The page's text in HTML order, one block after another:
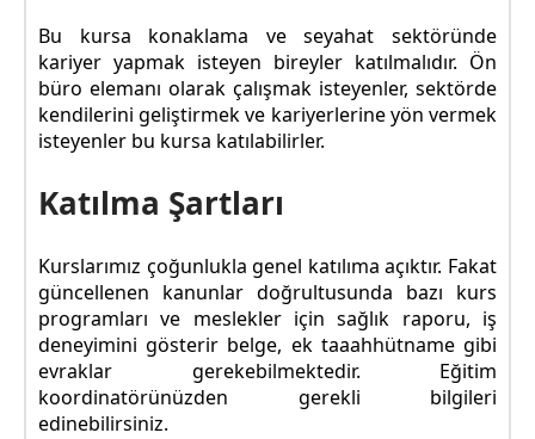
Bu kursa konaklama ve seyahat sektöründe
kariyer yapmak isteyen bireyler katılmalıdır. Ön
büro elemanı olarak çalışmak isteyenler, sektörde
kendilerini geliştirmek ve kariyerlerine yön vermek
isteyenler bu kursa katılabilirler.
Katılma Şartları
Kurslarımız çoğunlukla genel katılıma açıktır. Fakat
güncellenen kanunlar doğrultusunda bazı kurs
programları ve meslekler için sağlık raporu, iş
deneyimini gösterir belge, ek taaahhütname gibi
evraklar gerekebilmektedir. Eğitim
koordinatörünüzden gerekli bilgileri
edinebilirsiniz.